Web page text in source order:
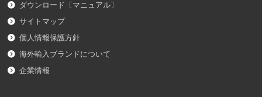
ダウンロード〔マニュアル〕
サイトマップ
個人情報保護方針
海外輸入ブランドについて
企業情報